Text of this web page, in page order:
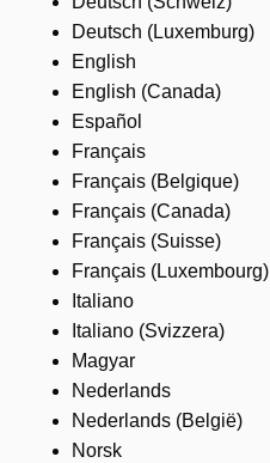
Deutsch (Luxemburg)
English
English (Canada)
Español
Français
Français (Belgique)
Français (Canada)
Français (Suisse)
Français (Luxembourg)
Italiano
Italiano (Svizzera)
Magyar
Nederlands
Nederlands (België)
Norsk